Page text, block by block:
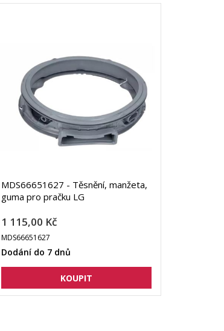
MDS66651627 - Těsnění, manžeta,
guma pro pračku LG
1 115,00 Kč
MDS66651627
Dodání do 7 dnů